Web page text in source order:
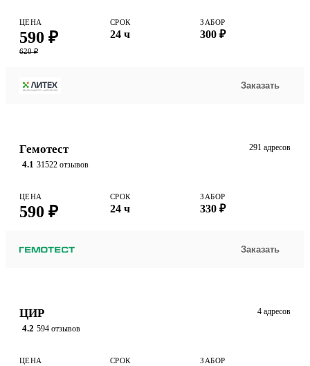
ЦЕНА
590 ₽
620 ₽
СРОК
24 ч
ЗАБОР
300 ₽
Заказать
Гемотест
4.1 31522 отзывов
291 адресов
ЦЕНА
590 ₽
СРОК
24 ч
ЗАБОР
330 ₽
Заказать
ЦИР
4.2 594 отзывов
4 адресов
ЦЕНА СРОК ЗАБОР